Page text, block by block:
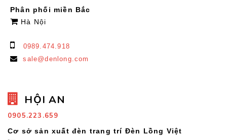
Phân phối miền Bắc
Hà Nội
0989.474.918
sale@denlong.com
HỘI AN
0905.223.659
Cơ sở sản xuất đèn trang trí Đèn Lồng Việt